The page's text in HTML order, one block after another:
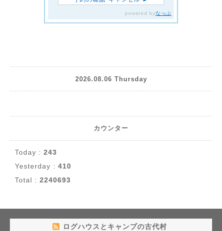
2026.08.06 Thursday
カウンター
Today : 243
Yesterday : 410
Total : 2240693
ログハウスとキャンプの古代村